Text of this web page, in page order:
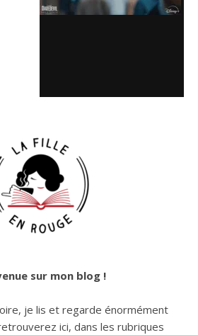
sur mon blog !
je lis et regarde énormément
ici, dans les rubriques